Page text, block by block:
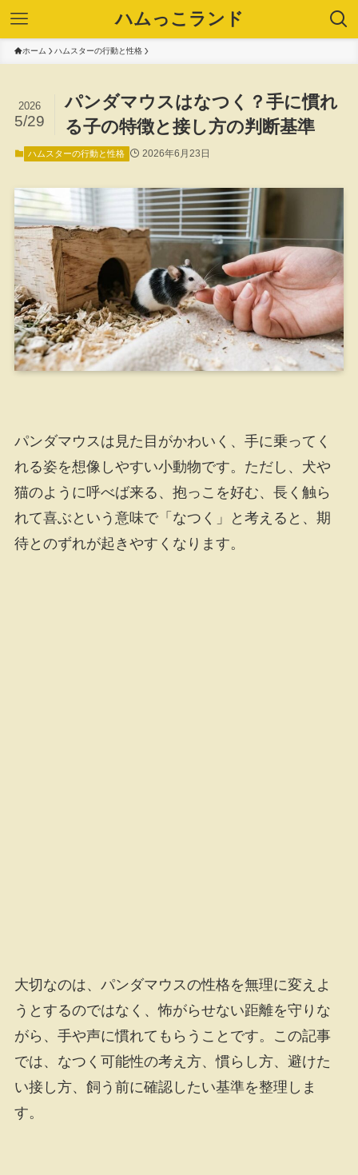
ハムっこランド
ホーム ハムスターの行動と性格
パンダマウスはなつく？手に慣れ
る子の特徴と接し方の判断基準
2026
5/29
ハムスターの行動と性格 2026年6月23日
パンダマウスは見た目がかわいく、手に乗ってく
れる姿を想像しやすい小動物です。ただし、犬や
猫のように呼べば来る、抱っこを好む、長く触ら
れて喜ぶという意味で「なつく」と考えると、期
待とのずれが起きやすくなります。
大切なのは、パンダマウスの性格を無理に変えよ
うとするのではなく、怖がらせない距離を守りな
がら、手や声に慣れてもらうことです。この記事
では、なつく可能性の考え方、慣らし方、避けた
い接し方、飼う前に確認したい基準を整理しま
す。